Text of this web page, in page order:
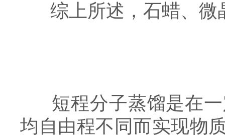
综上所述，石蜡、微
短程分子蒸馏是在
均自由程不同而实现物